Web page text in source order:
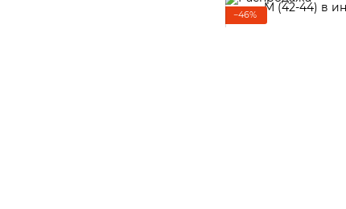
−46%